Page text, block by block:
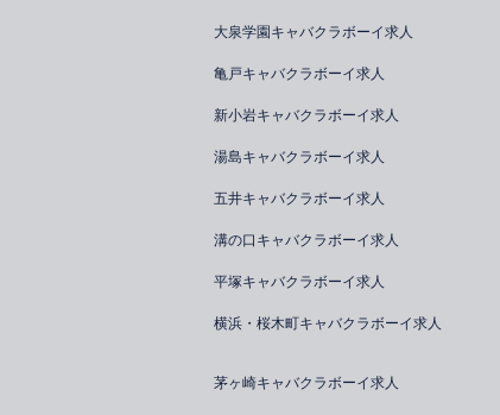
大泉学園キャバクラボーイ求人
亀戸キャバクラボーイ求人
新小岩キャバクラボーイ求人
湯島キャバクラボーイ求人
五井キャバクラボーイ求人
溝の口キャバクラボーイ求人
平塚キャバクラボーイ求人
横浜・桜木町キャバクラボーイ求人
茅ヶ崎キャバクラボーイ求人